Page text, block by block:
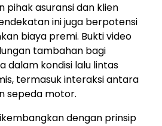
pihak asuransi dan klien
ini juga berpotensi
biaya premi. Bukti video
tambahan bagi
dalam kondisi lalu lintas
termasuk interaksi antara
sepeda motor.
dengan prinsip